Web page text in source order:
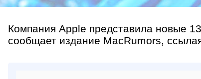
Компания Apple представила новые
сообщает издание MacRumors,